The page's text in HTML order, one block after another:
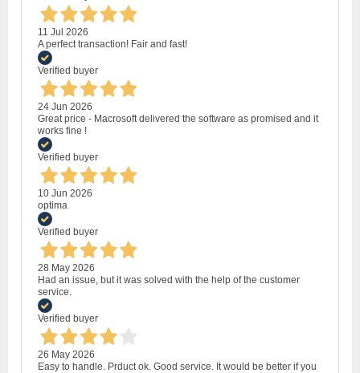
11 Jul 2026
A perfect transaction! Fair and fast!
Verified buyer
24 Jun 2026
Great price - Macrosoft delivered the software as promised and it
works fine !
Verified buyer
10 Jun 2026
optima
Verified buyer
28 May 2026
Had an issue, but it was solved with the help of the customer
service.
Verified buyer
26 May 2026
Easy to handle. Prduct ok. Good service. It would be better if you